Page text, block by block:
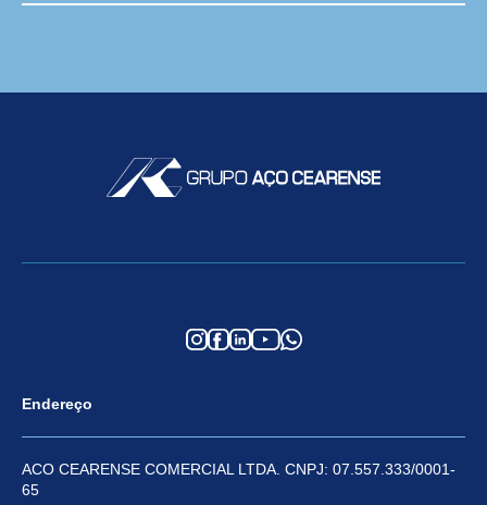
Endereço
ACO CEARENSE COMERCIAL LTDA. CNPJ: 07.557.333/0001-
65